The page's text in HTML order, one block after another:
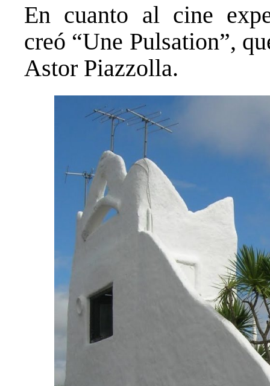
En cuanto al cine
creó “Une Pulsation”,
Astor Piazzolla.